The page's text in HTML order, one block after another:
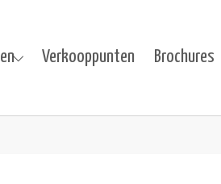
for "Projecten"
Verkooppunten Brochures